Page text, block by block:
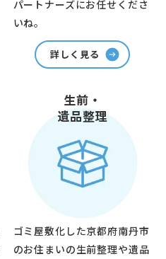
パートナーズにお任せくださ
いね。
詳しく見る
生前・
遺品整理
ゴミ屋敷化した京都府南丹市
のお住まいの生前整理や遺品